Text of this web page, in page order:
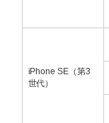
iPhone SE（第3
世代）